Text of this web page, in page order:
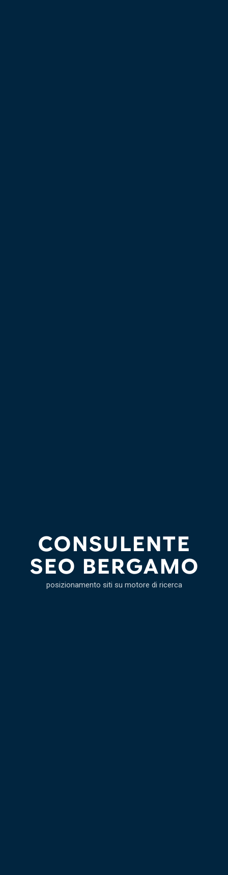
CONSULENTE
SEO BERGAMO
posizionamento siti su motore di ricerca